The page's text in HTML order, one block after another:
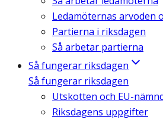
Ledamöternas arvoden
Partierna i riksdagen
Så arbetar partierna
Så fungerar riksdagen
Så fungerar riksdagen
Utskotten och EU-
Riksdagens uppgifter